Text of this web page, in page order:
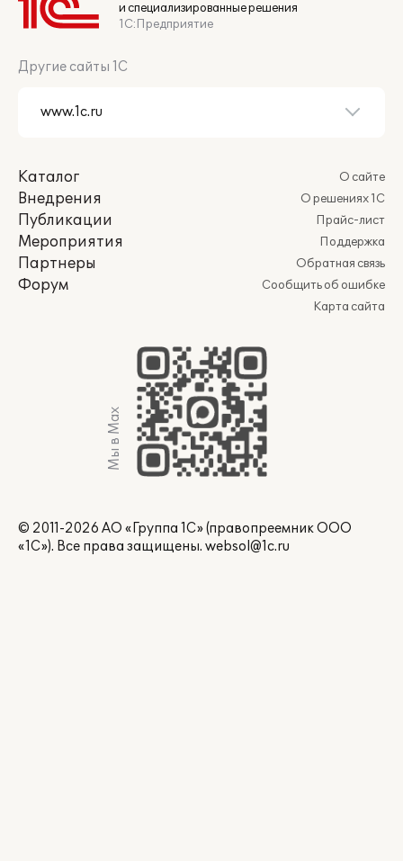
и специализированные решения
1С:Предприятие
Другие сайты 1С
Каталог
Внедрения
Публикации
Мероприятия
Партнеры
Форум
О сайте
О решениях 1С
Прайс-лист
Поддержка
Обратная связь
Сообщить об ошибке
Карта сайта
Мы в Max
© 2011-2026 АО «Группа 1С» (правопреемник ООО
«1С»). Все права защищены. websol@1c.ru